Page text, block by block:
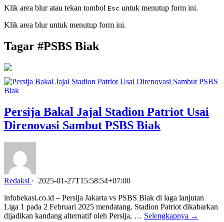
Klik area blur atau tekan tombol Esc untuk menutup form ini.
Klik area blur untuk menutup form ini.
Tagar #PSBS Biak
Persija Bakal Jajal Stadion Patriot Usai
Direnovasi Sambut PSBS Biak
Redaksi · 2025-01-27T15:58:54+07:00
infobekasi.co.id – Persija Jakarta vs PSBS Biak di laga lanjutan
Liga 1 pada 2 Februari 2025 mendatang. Stadion Patriot dikabarkan
dijadikan kandang alternatif oleh Persija, … Selengkapnya →